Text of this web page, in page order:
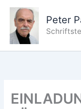
Zum
Inhalt
springen
Peter